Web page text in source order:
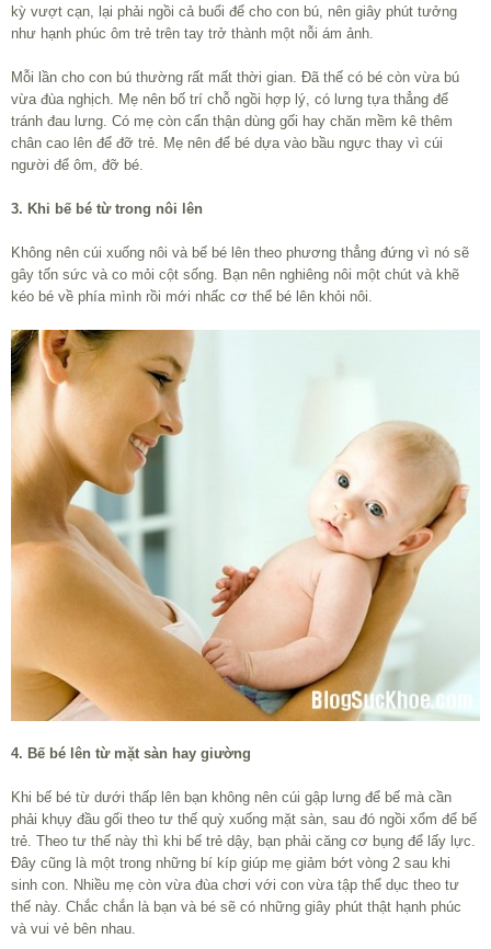
kỳ vượt cạn, lại phải ngồi cả buổi để cho con bú, nên giây phút tưởng
như hạnh phúc ôm trẻ trên tay trở thành một nỗi ám ảnh.
Mỗi lần cho con bú thường rất mất thời gian. Đã thế có bé còn vừa bú
vừa đùa nghịch. Mẹ nên bố trí chỗ ngồi hợp lý, có lưng tựa thẳng để
tránh đau lưng. Có mẹ còn cẩn thận dùng gối hay chăn mềm kê thêm
chân cao lên để đỡ trẻ. Mẹ nên để bé dựa vào bầu ngực thay vì cúi
người để ôm, đỡ bé.
3. Khi bế bé từ trong nôi lên
Không nên cúi xuống nôi và bế bé lên theo phương thẳng đứng vì nó sẽ
gây tốn sức và co mỏi cột sống. Bạn nên nghiêng nôi một chút và khẽ
kéo bé về phía mình rồi mới nhấc cơ thể bé lên khỏi nôi.
4. Bế bé lên từ mặt sàn hay giường
Khi bế bé từ dưới thấp lên bạn không nên cúi gập lưng để bế mà cần
phải khụy đầu gối theo tư thế quỳ xuống mặt sàn, sau đó ngồi xổm để bế
trẻ. Theo tư thế này thì khi bế trẻ dậy, bạn phải căng cơ bụng để lấy lực.
Đây cũng là một trong những bí kíp giúp mẹ giảm bớt vòng 2 sau khi
sinh con. Nhiều mẹ còn vừa đùa chơi với con vừa tập thể dục theo tư
thế này. Chắc chắn là bạn và bé sẽ có những giây phút thật hạnh phúc
và vui vẻ bên nhau.